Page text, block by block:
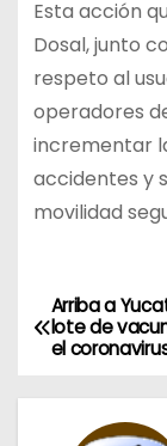
Esta acción
Dosal, junto
respeto al
operadores
incrementar
accidentes y
movilidad
N
a
Arriba a
lote de
el